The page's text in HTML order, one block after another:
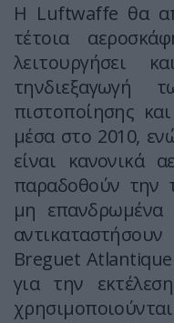
Η Luftwaffe θα
τέτοια
λειτουργήσει
τηνδιεξαγωγή
πιστοποίησης
μέσα στο 2010,
είναι κανονικά
παραδοθούν την
μη επανδρωμένα
Breguet
για την